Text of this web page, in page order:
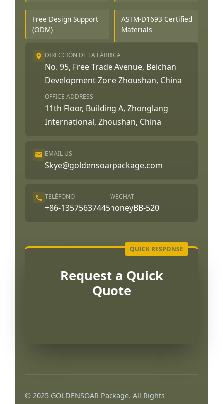
Free Design Support
(ODM)
ASTM-D1693 Certified
Materials
DIRECCIÓN DE LA FÁBRICA
No. 95, Free Trade Avenue, Beichan
Development Zone Zhoushan, China
OFFICE ADDRESS
11th Floor, Building A, Zhonglang
International, Zhoushan, China
EMAIL US
Skye@goldensoarpackage.com
TELÉFONO
+86-13575637445
WECHAT
honeyBB-520
Request a Quick
Quote
© 2025 GOLDENSOAR Package. All Rights